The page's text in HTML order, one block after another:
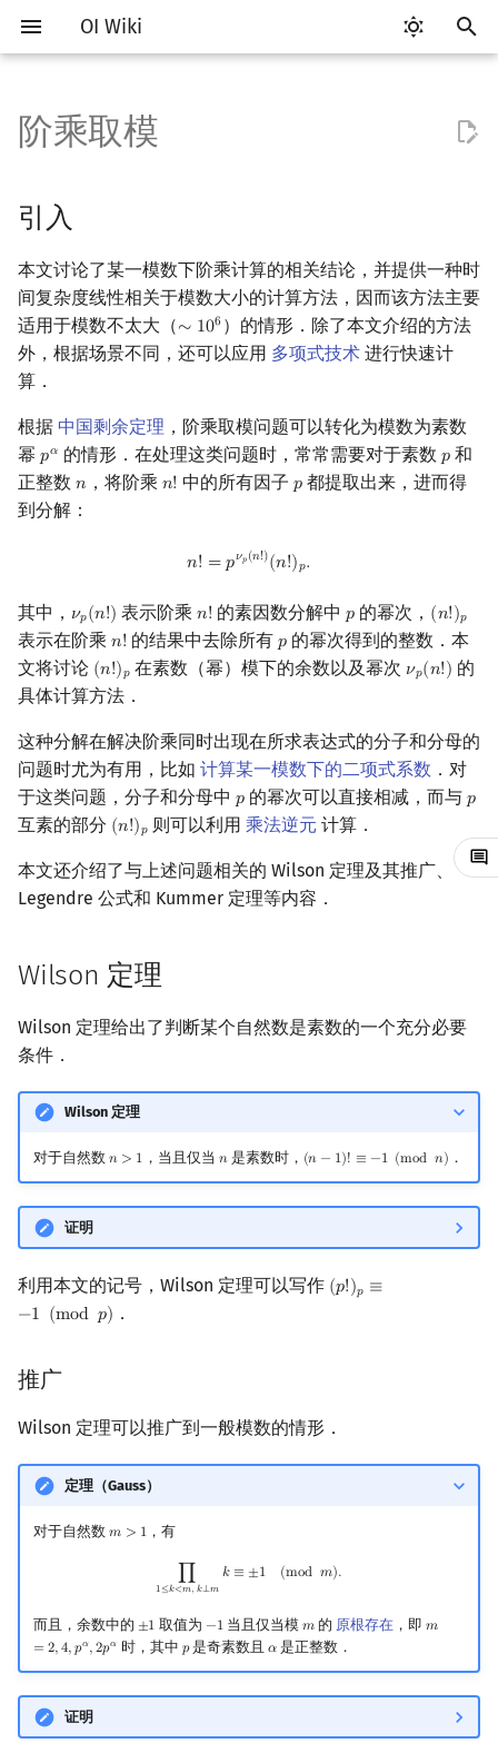
OI Wiki
入
以
始
搜
索
Getting Started
关于本项目
如何参与
OI Wiki 不是什么
格式手册
数学符号表
F.A.Q.
比赛相关简介
赛事
题型
学习路线
学习资源
技巧
常见错误
常见技巧
出题
工具软件简介
代码编辑工具
VS Code
Atom
Eclipse
Notepad++
Kate
Geany
GUIDE
Sublime Text
CP Editor
Code::Blocks
评测工具 Cena
CCR Plus
Lemon
命令行
命令行编译与调试
编译器
WSL (Windows 10)
Generator
Validator
Interactor
Checker
Polygon
OJ 工具
LaTeX 入门
Git
语言基础简介
C++ 基础
变量
运算
流程控制语句
高级数据类型
函数
C++ 标准库 STL 算法
bitset
string
pair
C++ 进阶
值类别
重载运算符
引用
常量
新版 C++ 特性
编译优化
C++ 与其他常用语言的区别
Pascal 转 C++ 急救
Python 速成
算法基础简介
复杂度
枚举
模拟
递归 & 分治
贪心
排序
冒泡排序
插入排序
计数排序
基数排序
快速排序
桶排序
锦标赛排序
Tim 排序
排序相关 STL
排序应用
倍增
构造
搜索部分简介
DFS（搜索）
BFS（搜索）
双向搜索
启发式搜索
A*
迭代加深搜索
Dancing Links
Alpha–Beta 剪枝
优化
动态规划部分简介
动态规划基础
记忆化搜索
背包 DP
区间 DP
DAG 上的 DP
树形 DP
插头 DP
计数 DP
动态 DP
概率 DP
DP 套 DP
DP 优化
斜率优化
四边形不等式优化
Slope Trick 优化
WQS 二分
状态设计优化
其它 DP 方法
字符串部分简介
字符串基础
标准库
字符串匹配
字符串哈希
字典树 (Trie)
前缀函数与 KMP 算法
AC 自动机
后缀数组 (SA)
后缀自动机 (SAM)
后缀平衡树
广义后缀自动机
后缀树
Manacher
回文树
Lyndon 分解
Main–Lorentz 算法
数字系统简介
进位制
平衡三进制
格雷码
引入
Wilson 定理
推广
阶乘余数的计算
素数模的情形
素数幂模的情形
幂次的计算
例题
参考资料
多项式与生成函数简介
代数基本定理
快速傅里叶变换
快速数论变换
快速沃尔什变换
Chirp Z 变换
多项式牛顿迭代
常系数齐次线性递推
多项式平移|连续点值平移
符号化方法
Lagrange 反演
形式幂级数复合|复合逆
普通生成函数
指数生成函数
排列组合
抽屉原理
容斥原理
斐波那契数列
错位排列
卡特兰数
斯特林数
Entringer Number
Eulerian Number
分拆数
范德蒙德卷积
Pólya 计数
图论计数
线性代数简介
向量
内积和外积
矩阵
初等变换
行列式
线性空间
特征多项式
对角化
Jordan标准型
线性规划基础
单纯形法
基本概念
群论
环论
域论
Schreier–Sims 算法
基本概念
条件概率与独立性
随机变量
随机变量的数字特征
概率不等式
博弈论简介
公平组合游戏
零和游戏
非公平组合游戏
插值
数值积分
高斯消元
牛顿迭代法
数据结构部分简介
栈
队列
链表
哈希表
并查集
堆
配对堆
左偏树
块状链表
树分块
Sqrt Tree
单调队列
ST 表
树状数组
线段树
李超线段树
猫树
区间最值操作 & 区间历史
Kinetic Tournament Tree
划分树
二叉搜索树 & 平衡树
Splay 树
WBLT
替罪羊树
笛卡尔树
Size Balanced Tree
左偏红黑树
跳表
可持久化数据结构
可持久化块状数组
可持久化平衡树
可持久化字典树
可持久化可并堆
线段树套平衡树
树状数组套权值线段树
分块套树状数组
动态树
Euler Tour Tree
Top Tree
析合树
PQ 树
图论部分简介
图论相关概念
图的存储
DFS（图论）
BFS（图论）
树上问题
树的中心
树的重心
最近公共祖先
树链剖分
树上启发式合并
动态树分治
树哈希
树上随机游走
有向无环图
k 短路
同余最短路
生成树问题
最小直径生成树
斯坦纳树
拆点
连通性相关
割点和桥
圆方树
点/边连通度
环计数问题
最小环
2-SAT
欧拉图
平面图
弦图
图的着色
最小割
费用流
上下界网络流
Stoer–Wagner 算法
二分图最大权匹配
一般图最大匹配
一般图最大权匹配
稳定匹配
Prüfer 序列
最大团搜索算法
支配树
图上随机游走
计算几何部分简介
二维计算几何基础
三维计算几何基础
距离
Pick 定理
三角剖分
凸包
半平面交
平面最近点对
随机增量法
反演变换
计算几何杂项
杂项简介
离散化
双指针
离线算法
整体二分
莫队算法
分数规划
随机化
爬山算法
模拟退火
悬线法
字节顺序
约瑟夫问题
表达式求值
在一台机器上规划任务
主元素问题
Garsia–Wachs 算法
15-puzzle
Kahan 求和
RMQ
并查集应用
括号序列
线段树与离线询问
阶乘取模
引入
本文讨论了某一模数下阶乘计算的相关结论，并提供一种时
间复杂度线性相关于模数大小的计算方法，因而该方法主要
适用于模数不太大（∼ 106
∼ 106 ）的情形．除了本文介绍的方法
外，根据场景不同，还可以应用 多项式技术 进行快速计
算．
根据 中国剩余定理 ，阶乘取模问题可以转化为模数为素数
幂 𝑝𝛼
pα 的情形．在处理这类问题时，常常需要对于素数 𝑝
p和
正整数 𝑛
n ，将阶乘 𝑛!
n! 中的所有因子 𝑝
p都提取出来，进而得
到分解：
𝑛! = 𝑝𝜈𝑝(𝑛!)(𝑛!)𝑝.
n! =p νp(n!)(n!)p
其中， 𝜈𝑝(𝑛!)
νp(n!) 表示阶乘𝑛!
n! 的素因数分解中𝑝
p 的幂次， (𝑛!)𝑝
(n!)p
表示在阶乘 𝑛!
n! 的结果中去除所有𝑝
p 的幂次得到的整数．本
文将讨论 (𝑛!)𝑝
(n!)p 在素数（幂）模下的余数以及幂次 𝜈𝑝(𝑛!)
νp(n!) 的
具体计算方法．
这种分解在解决阶乘同时出现在所求表达式的分子和分母的
问题时尤为有用，比如 计算某一模数下的二项式系数 ．对
于这类问题，分子和分母中 𝑝
p 的幂次可以直接相减，而与𝑝
p
互素的部分 (𝑛!)𝑝
(n!)p 则可以利用乘法逆元 计算．
本文还介绍了与上述问题相关的 Wilson 定理及其推广、
Legendre 公式和 Kummer 定理等内容．
Wilson 定理
Wilson 定理给出了判断某个自然数是素数的一个充分必要
条件．
Wilson 定理
对于自然数 𝑛 > 1
n>1 ，当且仅当 𝑛
n是素数时， (𝑛 − 1)! ≡ −1 (mod 𝑛)
(n−1) !≡− 1(mod n) ．
证明
利用本文的记号，Wilson 定理可以写作 (𝑝!)𝑝 ≡
−1 (mod 𝑝)
(p!)p ≡−
．
推广
Wilson 定理可以推广到一般模数的情形．
定理（Gauss）
对于自然数 𝑚 > 1
m>1 ，有
∏
1≤𝑘<𝑚, 𝑘⟂𝑚
𝑘 ≡ ±1 (mod 𝑚).
1≤k< k⟂mk≡ (mod m).
而且，余数中的 ±1
±1 取值为 −1
−1 当且仅当模𝑚
m 的 原根存在 ，即𝑚
= 2,4,𝑝𝛼,2𝑝𝛼
m
时，其中 𝑝
p是奇素数且𝛼
α 是正整数．
证明